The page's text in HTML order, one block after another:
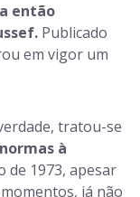
então
Publicado
em vigor um
tratou-se
à
de 1973, apesar
já não